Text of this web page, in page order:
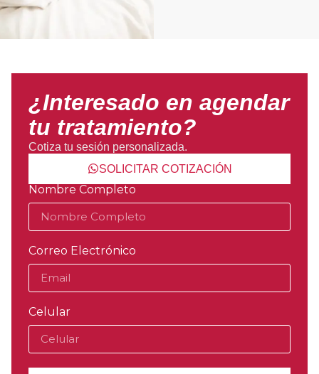
¿Interesado en agendar
tu tratamiento?
Cotiza tu sesión personalizada.
SOLICITAR COTIZACIÓN
Nombre Completo
Correo Electrónico
Celular